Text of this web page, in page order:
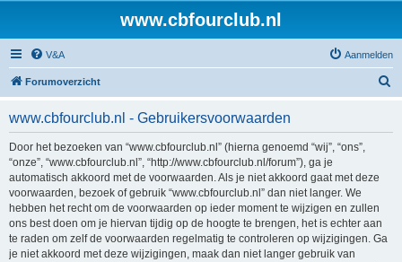
www.cbfourclub.nl
V&A Aanmelden
Forumoverzicht
www.cbfourclub.nl - Gebruikersvoorwaarden
Door het bezoeken van “www.cbfourclub.nl” (hierna genoemd “wij”, “ons”,
“onze”, “www.cbfourclub.nl”, “http://www.cbfourclub.nl/forum”), ga je
automatisch akkoord met de voorwaarden. Als je niet akkoord gaat met deze
voorwaarden, bezoek of gebruik “www.cbfourclub.nl” dan niet langer. We
hebben het recht om de voorwaarden op ieder moment te wijzigen en zullen
ons best doen om je hiervan tijdig op de hoogte te brengen, het is echter aan
te raden om zelf de voorwaarden regelmatig te controleren op wijzigingen. Ga
je niet akkoord met deze wijzigingen, maak dan niet langer gebruik van